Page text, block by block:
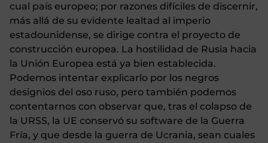
cual país europeo; por razones difíciles de discernir,
más allá de su evidente lealtad al imperio
estadounidense, se dirige contra el proyecto de
construcción europea. La hostilidad de Rusia hacia
la Unión Europea está ya bien establecida.
Podemos intentar explicarlo por los negros
designios del oso ruso, pero también podemos
contentarnos con observar que, tras el colapso de
la URSS, la UE conservó su software de la Guerra
Fría, y que desde la guerra de Ucrania, sean cuales